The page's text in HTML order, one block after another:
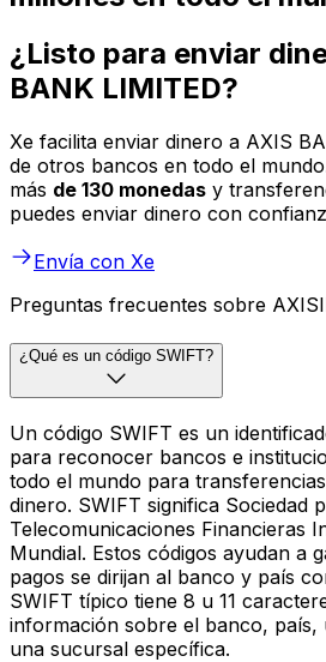
¿Listo para enviar
BANK LIMITED?
Xe facilita enviar dinero a AXIS
de otros bancos en todo el
más de 130 monedas y
puedes enviar dinero con
Envía con Xe
Preguntas frecuentes sobre
¿Qué es un código SWIFT?
Un código SWIFT es un
para reconocer bancos e
todo el mundo para
dinero. SWIFT significa Sociedad
Telecomunicaciones Financieras
Mundial. Estos códigos ayudan a
pagos se dirijan al banco y país
SWIFT típico tiene 8 u 11
información sobre el banco, país,
una sucursal específica.